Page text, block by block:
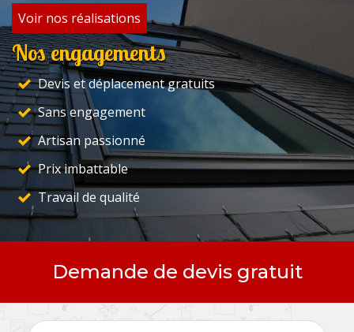
Voir nos réalisations
Nos engagements
Devis et déplacement gratuits
Sans engagement
Artisan passionné
Prix imbattable
Travail de qualité
Demande de devis gratuit